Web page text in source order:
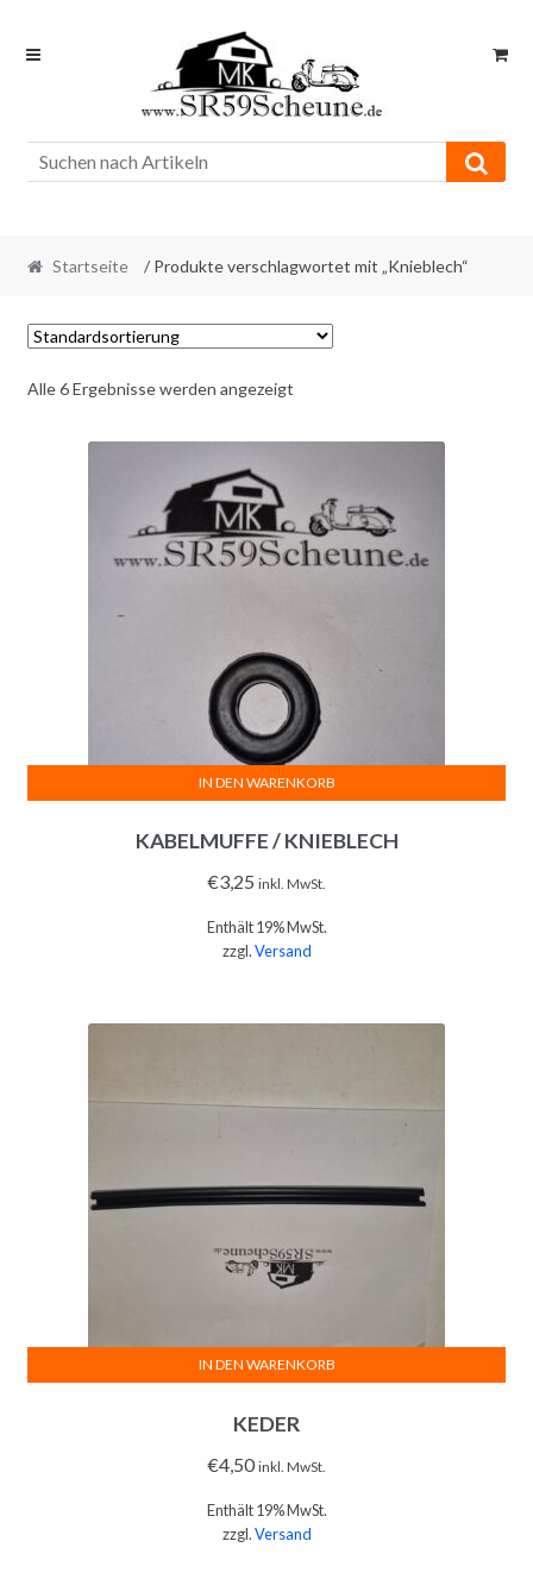
Skip
Skip
Startseite / Produkte verschlagwortet mit „Knieblech“
Alle 6 Ergebnisse werden angezeigt
KABELMUFFE / KNIEBLECH
€3,25 inkl. MwSt.
Enthält 19% MwSt.
zzgl.Versand
IN DEN WARENKORB
KEDER
€4,50 inkl. MwSt.
Enthält 19% MwSt.
zzgl.Versand
IN DEN WARENKORB